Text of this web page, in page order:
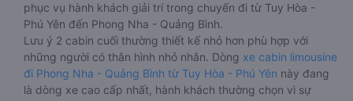
phục vụ hành khách giải trí trong chuyến đi từ Tuy Hòa -
Phú Yên đến Phong Nha - Quảng Bình.
Lưu ý 2 cabin cuối thường thiết kế nhỏ hơn phù hợp với
những người có thân hình nhỏ nhắn. Dòng xe cabin limousine
đi Phong Nha - Quảng Bình từ Tuy Hòa - Phú Yên này đang
là dòng xe cao cấp nhất, hành khách thường chọn vì sự